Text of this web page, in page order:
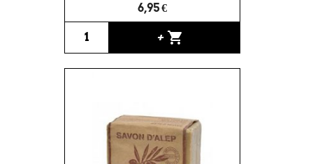
6,95 €
+ shopping_cart